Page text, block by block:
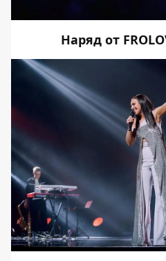
Наряд от